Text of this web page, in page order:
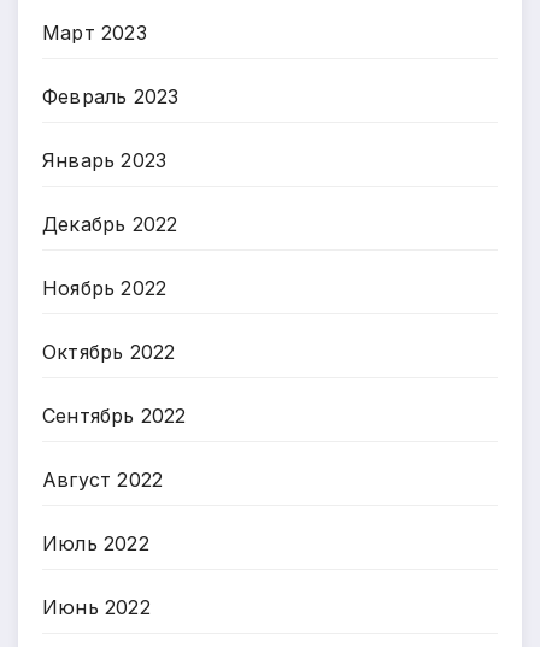
Март 2023
Февраль 2023
Январь 2023
Декабрь 2022
Ноябрь 2022
Октябрь 2022
Сентябрь 2022
Август 2022
Июль 2022
Июнь 2022